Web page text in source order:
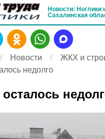
Новости: Ноглики
Сахалинская
Новости
ЖКХ и
недолго